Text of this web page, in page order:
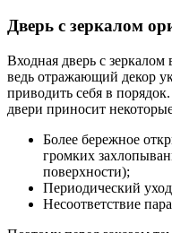
Дверь с зеркалом
Входная дверь с зеркалом
ведь отражающий декор
приводить себя в
двери приносит
Более бережное
громких
поверхности);
Периодический
Несоответствие